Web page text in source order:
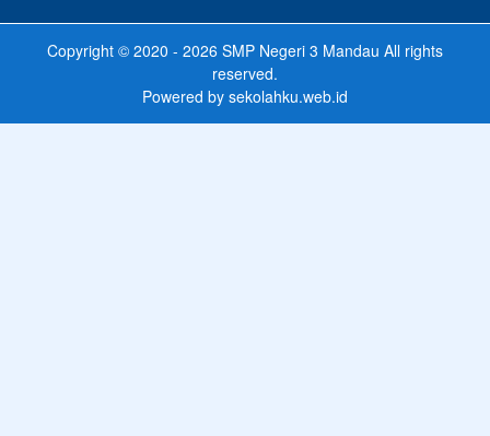
Copyright © 2020 - 2026 SMP Negeri 3 Mandau All rights
reserved.
Powered by sekolahku.web.id